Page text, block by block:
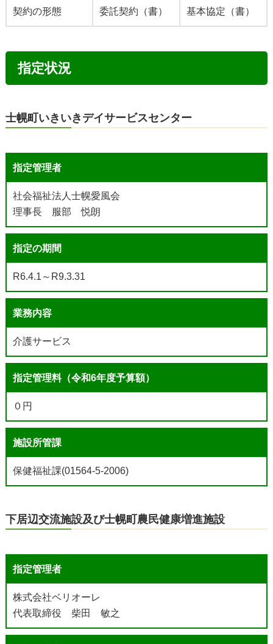
契約の形態 委託契約（書） 基本協定（書）
指定状況
士幌町いきいきデイサービスセンター
指定管理者
社会福祉法人士幌愛風会
理事長 服部 悦朗
指定の期間
R6.4.1～R9.3.31
業務内容
介護サービス
指定管理料（令和6年度予算額）
０円
施設所管課
保健福祉課(01564-5-2006)
下居辺交流施設及び士幌町農民健康増進施設
指定管理者
株式会社ベリオーレ
代表取締役 柴田 敏之